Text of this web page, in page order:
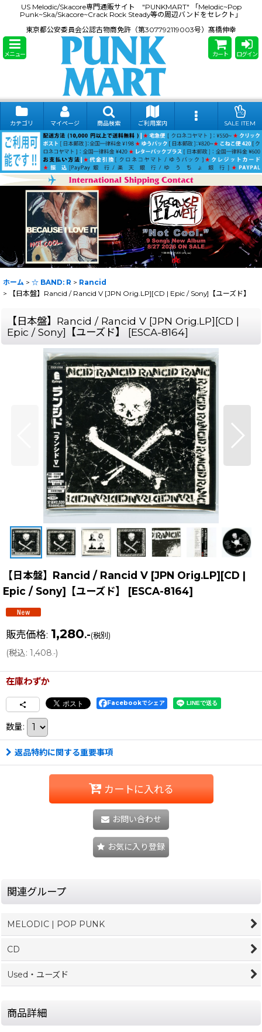
US Melodic/Skacore専門通販サイト "PUNKMART" 「Melodic~Pop
Punk~Ska/Skacore~Crack Rock Steady等の周辺バンドをセレクト」
東京都公安委員会公認古物商免許（第307792119003号）髙橋伸幸
メニュー カート ログイン
カテゴリ マイページ 商品検索 ご利用案内 SALE ITEM
ホーム > ☆ BAND: R > Rancid
>
【日本盤】Rancid / Rancid V [JPN Orig.LP][CD | Epic / Sony]【ユーズド】
【日本盤】Rancid / Rancid V [JPN Orig.LP][CD |
Epic / Sony]【ユーズド】
[ESCA-8164]
【日本盤】Rancid / Rancid V [JPN Orig.LP][CD |
Epic / Sony]【ユーズド】
[ESCA-8164]
販売価格: 1,280.-(税別)
(税込: 1,408.-)
在庫わずか
Facebookでシェア
数量:
返品特約に関する重要事項
カートに入れる
お問い合わせ
お気に入り登録
関連グループ
MELODIC | POP PUNK
CD
Used・ユーズド
商品詳細